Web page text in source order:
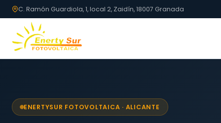
C. Ramón Guardiola, 1, local 2, Zaidín, 18007 Granada
ENERTYSUR FOTOVOLTAICA · ALICANTE